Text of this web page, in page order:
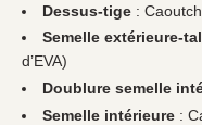
Dessus-tige :
Semelle extérieure-
d’EVA)
Doublure semelle
Semelle intérieure :